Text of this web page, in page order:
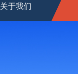
关于我们